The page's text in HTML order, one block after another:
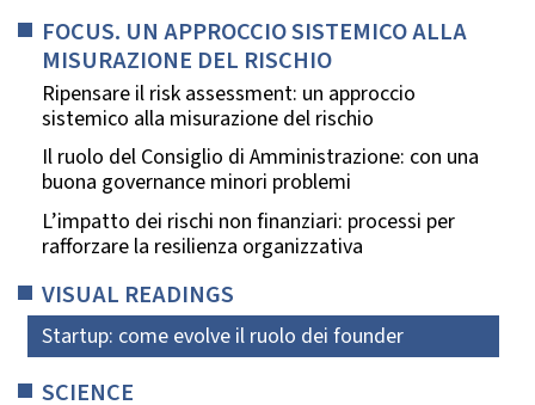
FOCUS. UN APPROCCIO SISTEMICO ALLA
MISURAZIONE DEL RISCHIO
Ripensare il risk assessment: un approccio
sistemico alla misurazione del rischio
Il ruolo del Consiglio di Amministrazione: con una
buona governance minori problemi
L’impatto dei rischi non finanziari: processi per
rafforzare la resilienza organizzativa
VISUAL READINGS
Startup: come evolve il ruolo dei founder
SCIENCE